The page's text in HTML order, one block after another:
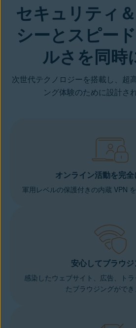
セキュリティ
シーとスピー
ルさを同時
次世代テクノロジーを搭載し、超
ング体験のために設計さ
オンライン活動を完
軍用レベルの保護付きの内蔵 VPN
安心してブラウ
感染したウェブサイト、広告、ト
たブラウジングができ